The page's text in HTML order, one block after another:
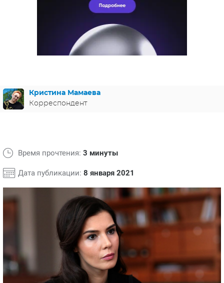
ГЕРМАНИЯ
СПОЙЛЕРЫ ИЗ СЕРИАЛОВ
Кристина Мамаева
Корреспондент
Время прочтения: 3 минуты
Дата публикации: 8 января 2021